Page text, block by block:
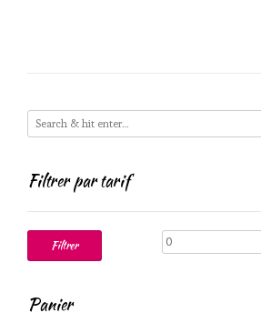
Filtrer par tarif
Prix
Filtrer
Panier